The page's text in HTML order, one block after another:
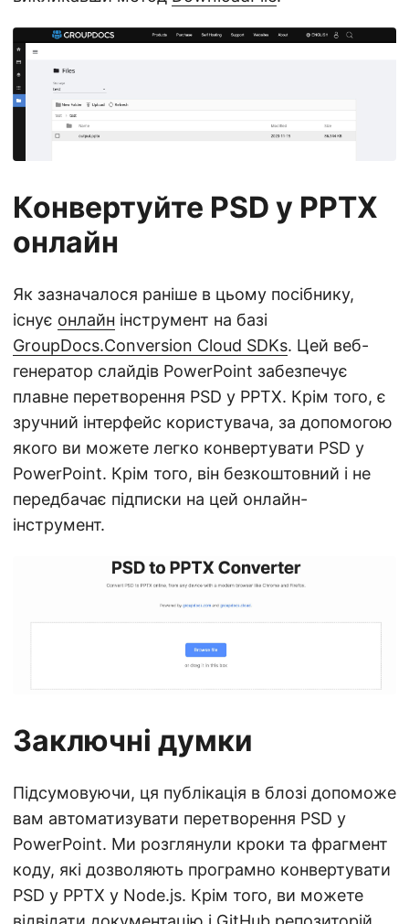
Конвертуйте PSD у PPTX
онлайн
Як зазначалося раніше в цьому посібнику,
існує онлайн інструмент на базі
GroupDocs.Conversion Cloud SDKs. Цей веб-
генератор слайдів PowerPoint забезпечує
плавне перетворення PSD у PPTX. Крім того, є
зручний інтерфейс користувача, за допомогою
якого ви можете легко конвертувати PSD у
PowerPoint. Крім того, він безкоштовний і не
передбачає підписки на цей онлайн-
інструмент.
Заключні думки
Підсумовуючи, ця публікація в блозі допоможе
вам автоматизувати перетворення PSD у
PowerPoint. Ми розглянули кроки та фрагмент
коду, які дозволяють програмно конвертувати
PSD у PPTX у Node.js. Крім того, ви можете